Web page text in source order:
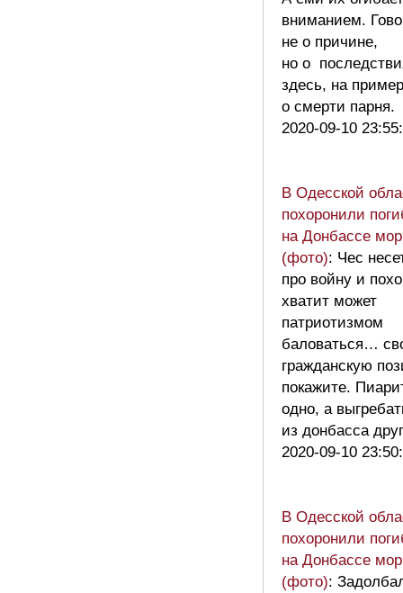
вниманием.
не о причине,
но о
здесь, на
о смерти парня.
2020-09-10
В Одесской
похоронили
на Донбассе
(фото): Чес
про войну и
хватит может
патриотизмом
баловаться…
гражданскую
покажите.
одно, а
из донбасса
2020-09-10
В Одесской
похоронили
на Донбассе
(фото):